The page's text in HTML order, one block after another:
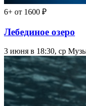
6+ от 1600 ₽
Лебединое озеро
3 июня в 18:30, ср